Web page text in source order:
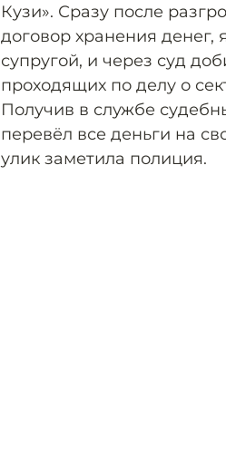
Кузи». Сразу после
договор хранения
супругой, и через суд
проходящих по делу о
Получив в службе
перевёл все деньги на
улик заметила полиция.